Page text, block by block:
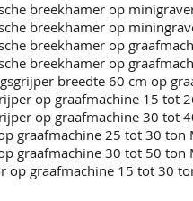
breekhamer op
breekhamer op
breekhamer op
breekhamer op
breedte 60 cm op
op graafmachine 15 tot
op graafmachine 30 tot
graafmachine 25 tot 30 ton
graafmachine 30 tot 50 ton
op graafmachine 15 tot 30